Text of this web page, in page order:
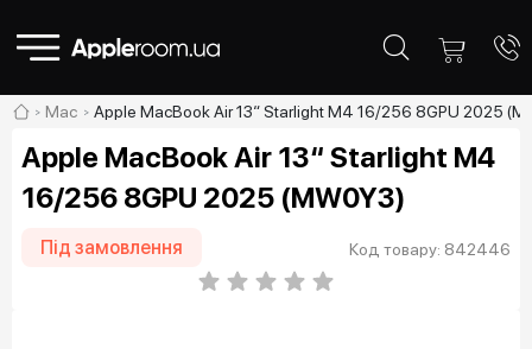
Mac Apple MacBook Air 13“ Starlight M4 16/256 8GPU 2025
Apple MacBook Air 13“ Starlight M4
16/256 8GPU 2025 (MW0Y3)
Під замовлення Код товару: 842446